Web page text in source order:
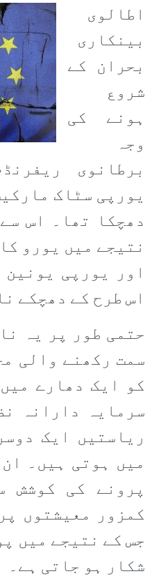
اطالوی
بینکاری
بحران کے
شروع
ہونے کی
وجہ
برطانوی
یورپی سٹاک
دھچکا تھا۔ اس
نتیجے میں یورو
اور یورپی
اس طرح کے دھچکے
حتمی طور پر یہ
سمت رکھنے والی
کو ایک دھارے
سرمایہ دارانہ
ریاستیں ایک
میں ہوتی ہیں۔
پرونے کی کوشش
کمزور معیشتوں
جس کے نتیجے میں
شکار ہو جاتی ہے۔